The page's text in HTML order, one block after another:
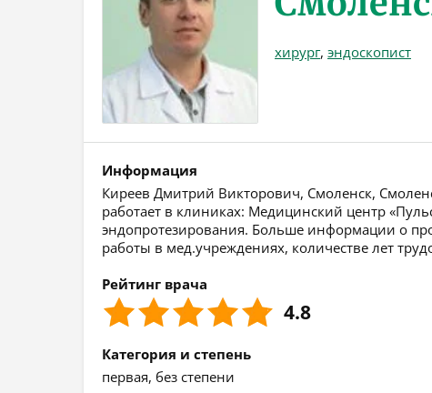
хирург, эндоскопист
Информация
Киреев Дмитрий Викторович, Смоленск,
работает в клиниках: Медицинский центр
эндопротезирования. Больше информации о
работы в мед.учреждениях, количестве лет
Рейтинг врача
4.8
Категория и степень
первая, без степени